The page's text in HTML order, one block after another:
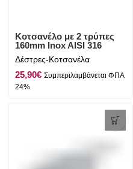
Κοτσανέλο με 2 τρύπες
160mm Inox AISI 316
Δέστρες-Κοτσανέλα
€